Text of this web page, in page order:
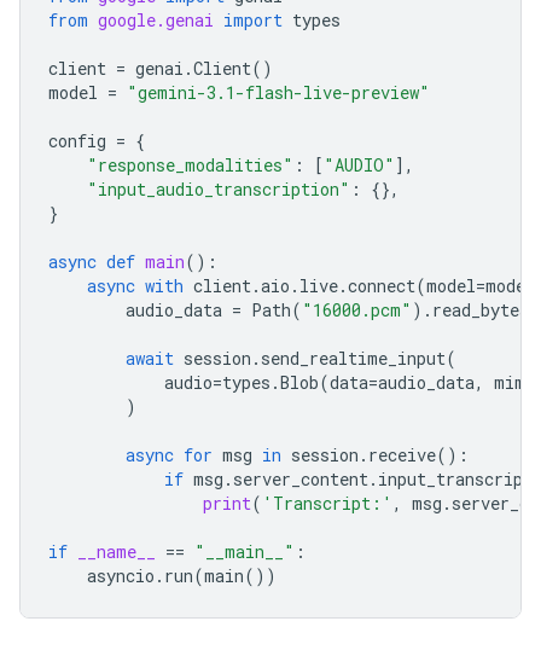
from google.genai import types
client = genai .Client()
model = "gemini-3.1-flash-live-preview"
config = {
"response_modalities" : [ "AUDIO" ],
"input_audio_transcription" :
{},
}
async def main():
async with client.aio . live.connect(model=model
audio_data = Path( "16000.pcm" ) . read_bytes
await session . send_realtime_input(
audio=types .Blob(data=audio_data,
)
async for msg in session . receive():
if msg . server_content.
print( 'Transcript:' , msg .
if __name__ == "__main__" :
asyncio . run(main())